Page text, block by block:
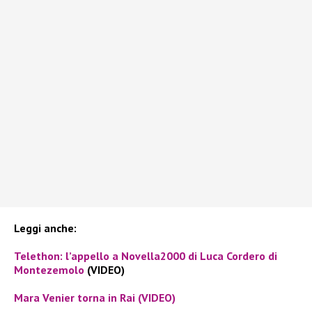
Leggi anche:
Telethon: l’appello a Novella2000 di Luca Cordero di
Montezemolo (VIDEO)
Mara Venier torna in Rai (VIDEO)